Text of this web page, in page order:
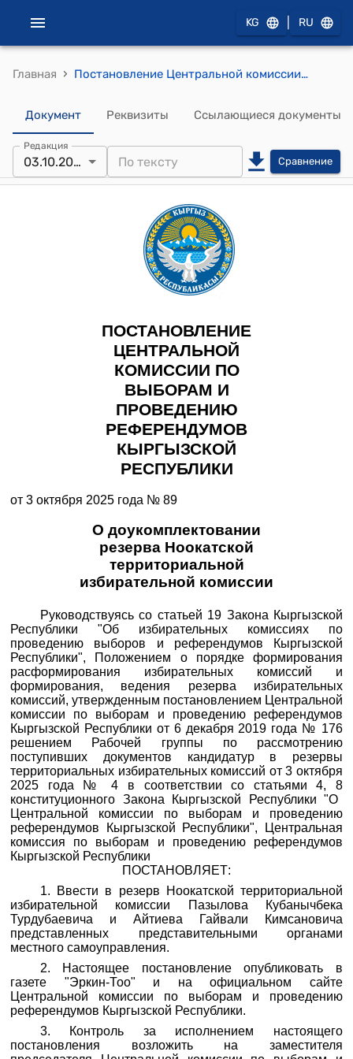
KG RU
Главная › Постановление Центральной комиссии по выборам и проведению референдумов КР от 3 октября 2025 года № 89 "О доукомплектовании резерва Ноокатской территориальной избирательной комиссии"
Документ Реквизиты Ссылающиеся документы
Редакция
03.10.2025 Сравнение